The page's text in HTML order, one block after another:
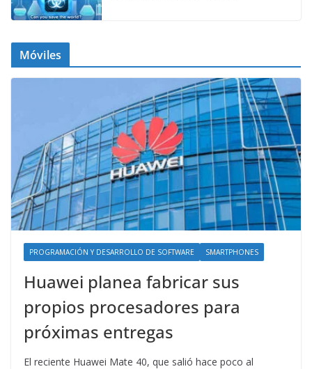
Móviles
PROGRAMACIÓN Y DESARROLLO DE SOFTWARE SMARTPHONES
Huawei planea fabricar sus
propios procesadores para
próximas entregas
El reciente Huawei Mate 40, que salió hace poco al